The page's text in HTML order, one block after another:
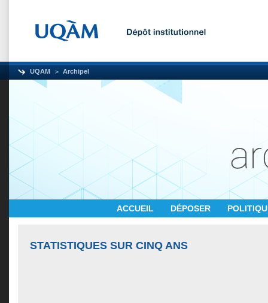
UQAM Archipel
ACCUEIL DÉPOSER
STATISTIQUES SUR CINQ ANS